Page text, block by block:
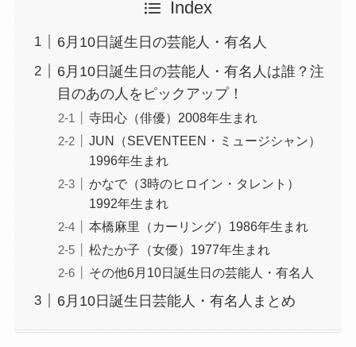
Index
6月10日誕生日の芸能人・有名人
6月10日誕生日の芸能人・有名人は誰？注
目のあの人をピックアップ！
寺田心（俳優）2008年生まれ
JUN（SEVENTEEN・ミュージシャン）
1996年生まれ
かなで（3時のヒロイン・タレント）
1992年生まれ
本橋麻里（カーリング）1986年生まれ
松たか子（女優）1977年生まれ
その他6月10日誕生日の芸能人・有名人
6月10日誕生日芸能人・有名人まとめ